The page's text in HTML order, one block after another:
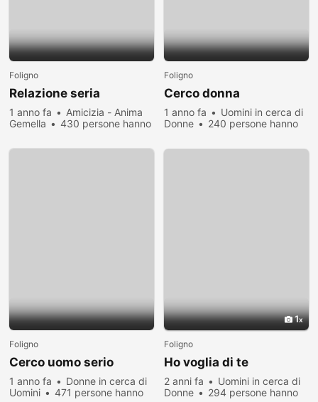
Foligno
Relazione seria
1 anno fa
Amicizia - Anima
Gemella
430 persone hanno
Foligno
Cerco donna
1 anno fa
Uomini in cerca di
Donne
240 persone hanno
Foligno
Cerco uomo serio
1 anno fa
Donne in cerca di
Uomini
471 persone hanno
1
Foligno
Ho voglia di te
2 anni fa
Uomini in cerca di
Donne
294 persone hanno